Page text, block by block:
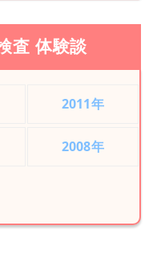
査 体験談
2011年
2008年